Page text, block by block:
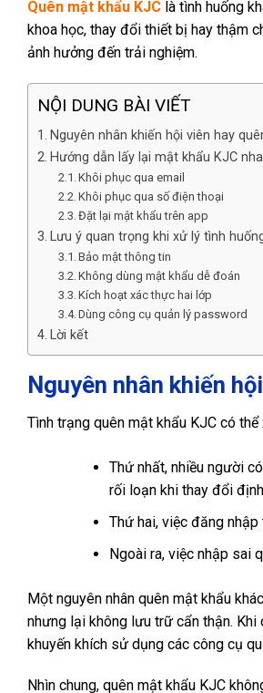
Quên mật khẩu KJC là tình huống
khoa học, thay đổi thiết bị hay thậm
ảnh hưởng đến trải nghiệm.
NỘI DUNG BÀI VIẾT
Nguyên nhân khiến hội viên hay
Hướng dẫn lấy lại mật khẩu KJC
Khôi phục qua email
Khôi phục qua số điện thoại
Đặt lại mật khẩu trên app
Lưu ý quan trọng khi xử lý tình
Bảo mật thông tin
Không dùng mật khẩu dễ đoán
Kích hoạt xác thực hai lớp
Dùng công cụ quản lý password
Lời kết
Nguyên nhân khiến
Tình trạng quên mật khẩu KJC có
Thứ nhất, nhiều người
rối loạn khi thay đổi
Thứ hai, việc đăng
Ngoài ra, việc nhập sai
Một nguyên nhân quên mật khẩu
nhưng lại không lưu trữ cẩn thận.
khuyến khích sử dụng các công cụ
Nhìn chung, quên mật khẩu KJC